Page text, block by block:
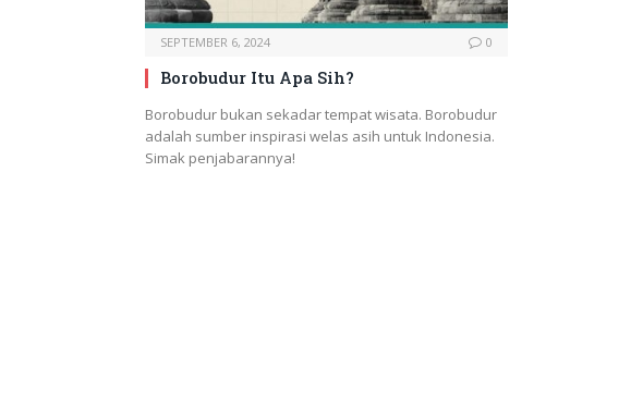
SEPTEMBER 6, 2024 0
Borobudur Itu Apa Sih?
Borobudur bukan sekadar tempat wisata. Borobudur
adalah sumber inspirasi welas asih untuk Indonesia.
Simak penjabarannya!